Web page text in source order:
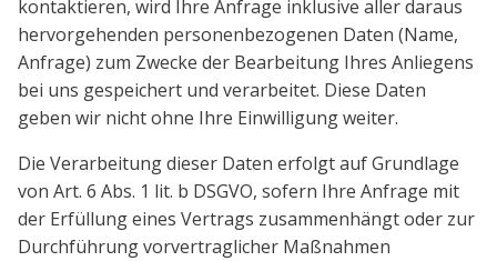
kontaktieren, wird Ihre Anfrage inklusive aller daraus
hervorgehenden personenbezogenen Daten (Name,
Anfrage) zum Zwecke der Bearbeitung Ihres Anliegens
bei uns gespeichert und verarbeitet. Diese Daten
geben wir nicht ohne Ihre Einwilligung weiter.
Die Verarbeitung dieser Daten erfolgt auf Grundlage
von Art. 6 Abs. 1 lit. b DSGVO, sofern Ihre Anfrage mit
der Erfüllung eines Vertrags zusammenhängt oder zur
Durchführung vorvertraglicher Maßnahmen